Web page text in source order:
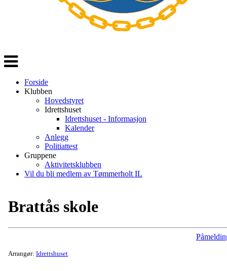
Veksle
navigasjon
Forside
Klubben
Hovedstyret
Idrettshuset
Idrettshuset - Informasjon
Kalender
Anlegg
Politiattest
Gruppene
Aktivitetsklubben
Vil du bli medlem av Tømmerholt IL
Brattås skole
Arrangør: Idrettshuset